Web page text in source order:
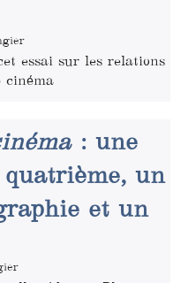
essai sur les relations
cinéma
: une
un
et un